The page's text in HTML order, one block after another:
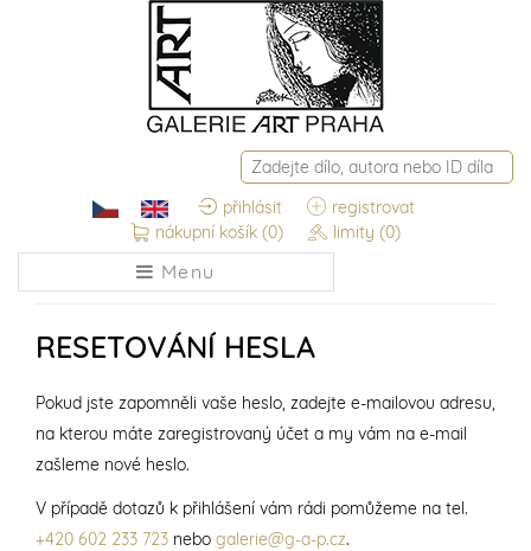
přihlásit
registrovat
nákupní košík (0) limity (0)
Menu
RESETOVÁNÍ HESLA
Pokud jste zapomněli vaše heslo, zadejte e-mailovou adresu,
na kterou máte zaregistrovaný účet a my vám na e-mail
zašleme nové heslo.
V případě dotazů k přihlášení vám rádi pomůžeme na tel.
+420 602 233 723 nebo galerie@g-a-p.cz.